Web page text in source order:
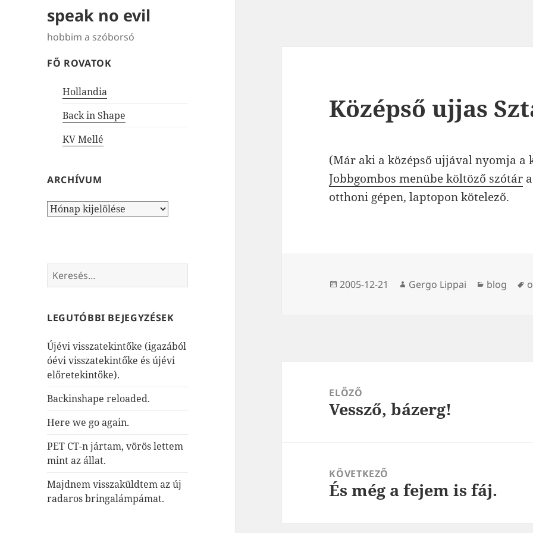
speak no evil
hobbim a szóborsó
FŐ ROVATOK
Hollandia
Back in Shape
KV Mellé
ARCHÍVUM
Archívum
Keresés:
LEGUTÓBBI BEJEGYZÉSEK
Újévi visszatekintőke (igazából
óévi visszatekintőke és újévi
előretekintőke).
Backinshape reloaded.
Here we go again.
PET CT-n jártam, vörös lettem
mint az állat.
Majdnem visszaküldtem az új
radaros bringalámpámat.
Középső ujjas
(Már aki a középső ujjával nyomja a
Jobbgombos menübe költöző szótár
otthoni gépen, laptopon kötelező.
Közzétéve
2005-12-21 Szerző
Gergo Lippai Kategória
blog
navigációELŐZŐ
Korábbi
Vessző, bázerg!
KÖVETKEZŐ
Következő
És még a fejem is fáj.